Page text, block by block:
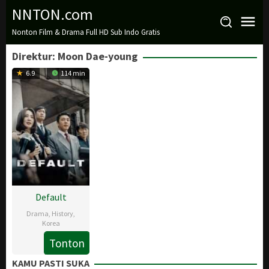
Loncat
konten
NNTON.com
Nonton Film & Drama Full HD Sub Indo Gratis
Direktur: Moon Dae-young
6.9 114 min
Default
Drama History
Korea
28
Nov
Moon
Dae-
Tonton
KAMU PASTI SUKA